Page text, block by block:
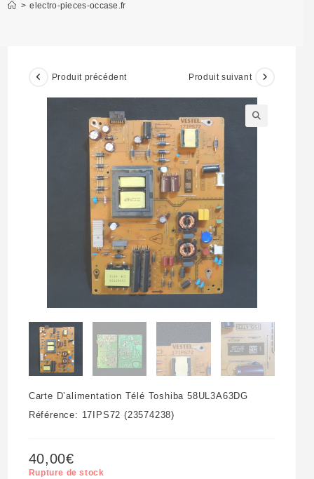
> electro-pieces-occase.fr
Produit précédent Produit suivant
Carte D’alimentation Télé Toshiba 58UL3A63DG
Référence: 17IPS72 (23574238)
40,00€
Rupture de stock